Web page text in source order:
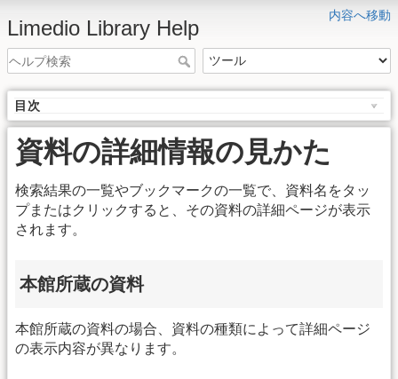
内容へ移動
Limedio Library Help
目次
資料の詳細情報の見かた
検索結果の一覧やブックマークの一覧で、資料名をタッ
プまたはクリックすると、その資料の詳細ページが表示
されます。
本館所蔵の資料
本館所蔵の資料の場合、資料の種類によって詳細ページ
の表示内容が異なります。